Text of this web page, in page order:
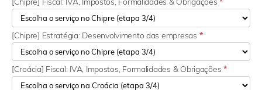
[Chipre] Estratégia: Desenvolvimento das empresas *
[Croácia] Fiscal: IVA, Impostos, Formalidades & Obrigações*